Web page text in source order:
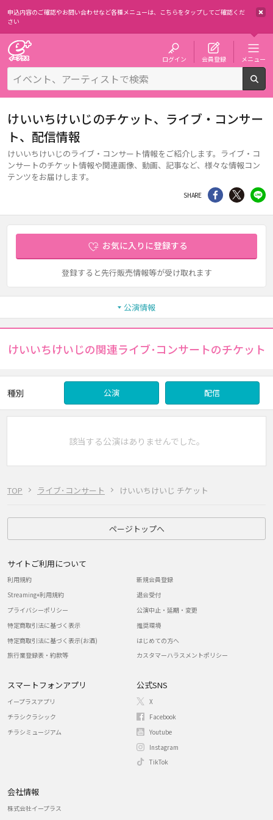
申込内容のご確認やお問い合わせなど各種メニューは、 こちらをタップしてご確認くだ
さい
ログイン 会員登録 メニュー
TOP ライブ･コンサート けいいちけいじ チケット
けいいちけいじのチケット、ライブ・コンサー
ト、配信情報
けいいちけいじのライブ・コンサート情報をご紹介します。ライブ・コ
ンサートのチケット情報や関連画像、動画、記事など、様々な情報コン
テンツをお届けします。
SHARE シェア Twitter
お気に入りに登録する
登録すると先行販売情報等が受け取れます
公演情報
けいいちけいじの関連ライブ･コンサートのチケット
種別 公演 配信
該当する公演はありませんでした。
ページトップへ
サイトご利用について
利用規約
Streaming+利用規約
プライバシーポリシー
特定商取引法に基づく表示
特定商取引法に基づく表示(お酒)
旅行業登録表・約款等
新規会員登録
退会受付
公演中止・延期・変更
推奨環境
はじめての方へ
カスタマーハラスメントポリシー
スマートフォンアプリ
イープラスアプリ
チラシクラシック
チラシミュージアム
公式SNS
X
Facebook
Youtube
Instagram
TikTok
会社情報
株式会社イープラス